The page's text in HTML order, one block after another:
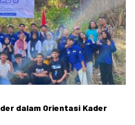
dalam Orientasi Kader